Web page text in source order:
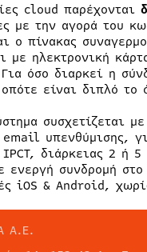
cloud παρέχονται
με την αγορά του
ο πίνακας
με ηλεκτρονική
όσο διαρκεί η
οπότε είναι διπλό το
συσχετίζεται
υπενθύμισης,
διάρκειας 2 ή 5
ενεργή συνδρομή στο
iOS & Android,
Α.Ε.